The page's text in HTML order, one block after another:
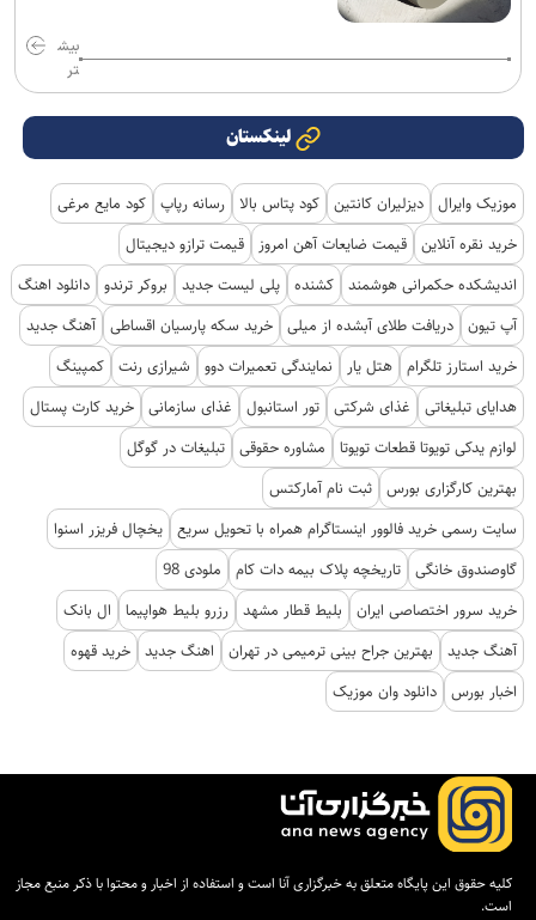
بیش
تر
لینکستان
موزیک وایرال دیزلیران کانتین کود پتاس بالا رسانه رپاپ کود مایع مرغی
خرید نقره آنلاین قیمت ضایعات آهن امروز
قیمت ترازو دیجیتال
اندیشکده حکمرانی هوشمند کشنده پلی لیست جدید بروکر ترندو دانلود اهنگ
آپ تیون دریافت طلای آبشده از میلی خرید سکه پارسیان اقساطی آهنگ جدید
خرید استارز تلگرام هتل یار نمایندگی تعمیرات دوو شیرازی رنت کمپینگ
هدایای تبلیغاتی
غذای شرکتی تور استانبول غذای سازمانی خرید کارت پستال
لوازم یدکی تویوتا قطعات تویوتا
مشاوره حقوقی تبلیغات در گوگل
بهترین کارگزاری بورس ثبت نام آمارکتس
سایت رسمی خرید فالوور اینستاگرام همراه با تحویل سریع یخچال فریزر اسنوا
گاوصندوق خانگی تاریخچه پلاک بیمه دات کام
ملودی 98
خرید سرور اختصاصی ایران
بلیط قطار مشهد رزرو بلیط هواپیما
ال بانک
آهنگ جدید
بهترین جراح بینی ترمیمی در تهران اهنگ جدید خرید قهوه
اخبار بورس دانلود وان موزیک
کلیه حقوق این پایگاه متعلق به خبرگزاری آنا است و استفاده از اخبار و محتوا با ذکر منبع مجاز
است.